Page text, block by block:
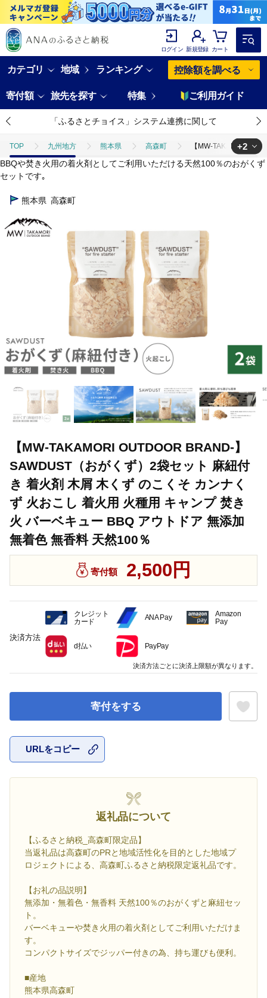
ログイン 新規登録 カート
カテゴリ 地域 ランキング 控除額を調べる
寄付額 旅先を探す 特集 ご利用ガイド
「ふるさとチョイス」システム連携に関して
TOP 九州地方 熊本県 高森町 【MW-TAKAMORI
TOP 電化製品 【MW-TAKAMORI OUTDOOR BRAND-】
+2
BBQや焚き火用の着火剤としてご利用いただける天然100％のおがくず
セットです｡
熊本県 高森町
【MW-TAKAMORI OUTDOOR BRAND-】
SAWDUST（おがくず）2袋セット 麻紐付
き 着火剤 木屑 木くず のこくそ カンナく
ず 火おこし 着火用 火種用 キャンプ 焚き
火 バーベキュー BBQ アウトドア 無添加
無着色 無香料 天然100％
寄付額 2,500円
寄付をする
URLをコピー
返礼品について
【ふるさと納税_高森町限定品】
当返礼品は高森町のPRと地域活性化を目的とした地域プ
ロジェクトによる、高森町ふるさと納税限定返礼品です。
【お礼の品説明】
無添加・無着色・無香料 天然100％のおがくずと麻紐セッ
ト。
バーベキューや焚き火用の着火剤としてご利用いただけま
す。
コンパクトサイズでジッパー付きの為、持ち運びも便利。
■産地
熊本県高森町
決済方法
クレジット
カード
ANA Pay
Amazon
Pay
d払い PayPay
決済方法ごとに決済上限額が異なります。